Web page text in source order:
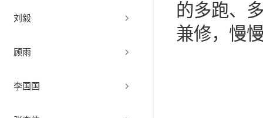
刘毅
顾雨
李国国
的多跑、
兼修，慢